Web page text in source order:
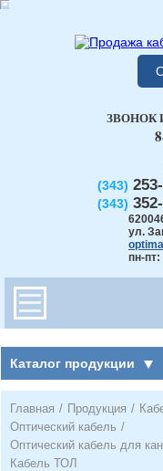
(343)
(343)
ул.
пн-
ЗВОНОК
Каталог продукции
Главная / Продукция /
Оптический кабель /
Оптический кабель для
Кабель ТОЛ